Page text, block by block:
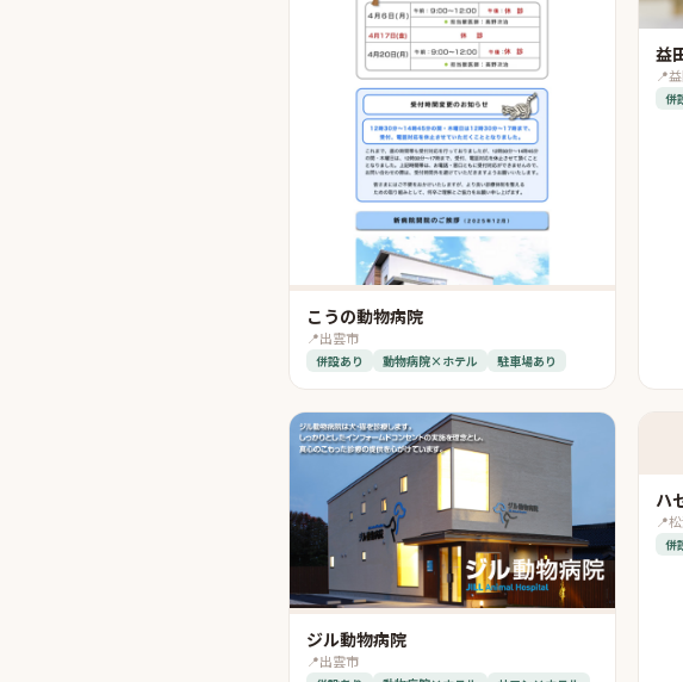
こうの動物病院
📍出雲市
併設あり 動物病院×ホテル 駐車場あり
益
📍
併
ジル動物病院
📍出雲市
ハ
📍
併